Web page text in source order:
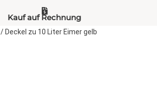
Kauf auf Rechnung
/ Deckel zu 10 Liter Eimer gelb